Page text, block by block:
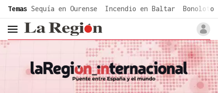
common.go-to-content
Temas Sequía en Ourense Incendio en Baltar Bonoloto
header.menu.open